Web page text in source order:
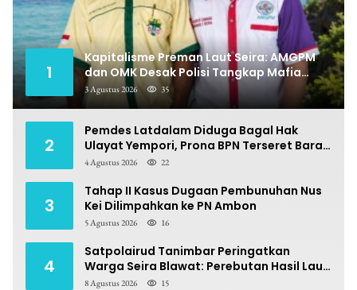
1
Kapitalisme Preman Laut Seira: AMGPM
dan OMK Desak Polisi Tangkap Mafia
Pungli
3 Agustus 2026 35
2
Pemdes Latdalam Diduga Bagal Hak
Ulayat Yempori, Prona BPN Terseret Bara
Sengketa
4 Agustus 2026 22
3
Tahap II Kasus Dugaan Pembunuhan Nus
Kei Dilimpahkan ke PN Ambon
5 Agustus 2026 16
4
Satpolairud Tanimbar Peringatkan
Warga Seira Blawat: Perebutan Hasil Laut
Berpotensi Pidana
8 Agustus 2026 15